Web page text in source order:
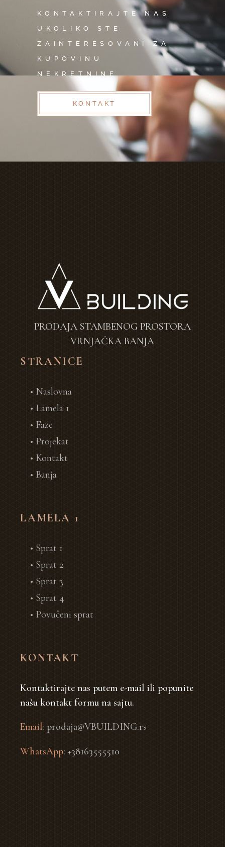
KONTAKTIRAJTE NAS
UKOLIKO STE
ZAINTERESOVANI ZA
KUPOVINU
NEKRETNINE
KONTAKT
PRODAJA STAMBENOG PROSTORA
VRNJAČKA BANJA
STRANICE
• Naslovna
• Lamela 1
• Faze
• Projekat
• Kontakt
• Banja
LAMELA 1
• Sprat 1
• Sprat 2
• Sprat 3
• Sprat 4
• Povučeni sprat
KONTAKT
Kontaktirajte nas putem e-mail ili popunite
našu kontakt formu na sajtu.
Email:prodaja@VBUILDING.rs
WhatsApp:+38163555510